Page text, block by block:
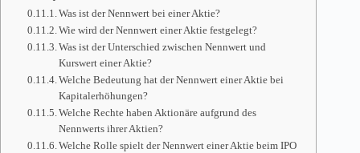
Was ist der Nennwert bei einer Aktie?
Wie wird der Nennwert einer Aktie festgelegt?
Was ist der Unterschied zwischen Nennwert und
Kurswert einer Aktie?
Welche Bedeutung hat der Nennwert einer Aktie bei
Kapitalerhöhungen?
Welche Rechte haben Aktionäre aufgrund des
Nennwerts ihrer Aktien?
Welche Rolle spielt der Nennwert einer Aktie beim IPO